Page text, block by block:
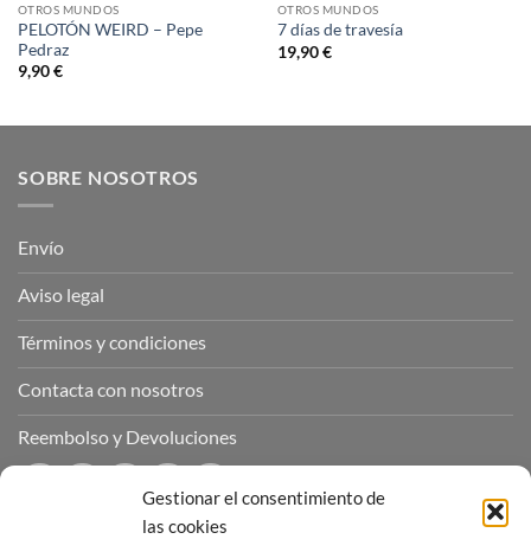
Gestionar el consentimiento de
las cookies
OTROS MUNDOS
PELOTÓN WEIRD – Pepe
Pedraz
9,90€
OTROS MUNDOS
7 días de travesía
19,90€
SOBRE NOSOTROS
Envío
Aviso legal
Términos y condiciones
Contacta con nosotros
Reembolso y Devoluciones